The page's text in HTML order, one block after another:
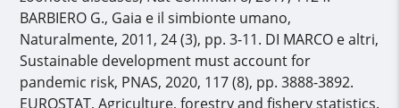
BARBIERO G., Gaia e il simbionte umano,
Naturalmente, 2011, 24 (3), pp. 3-11. DI MARCO e altri,
Sustainable development must account for
pandemic risk, PNAS, 2020, 117 (8), pp. 3888-3892.
EUROSTAT, Agriculture, forestry and fishery statistics.